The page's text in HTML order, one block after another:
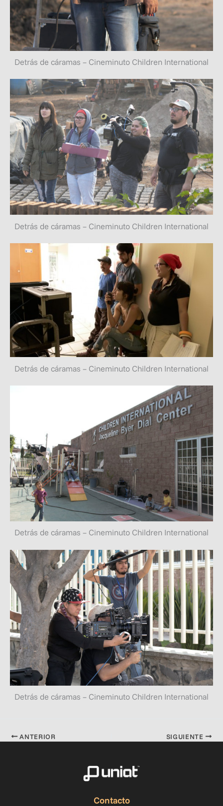
Detrás de cáramas – Cineminuto Children International
Detrás de cáramas – Cineminuto Children International
Detrás de cáramas – Cineminuto Children International
Detrás de cáramas – Cineminuto Children International
Detrás de cáramas – Cineminuto Children International
ANTERIOR SIGUIENTE
Contacto